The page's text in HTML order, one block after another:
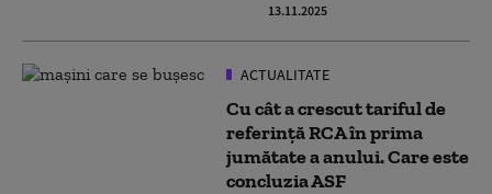
13.11.2025
ACTUALITATE
Cu cât a crescut tariful de
referință RCA în prima
jumătate a anului. Care este
concluzia ASF